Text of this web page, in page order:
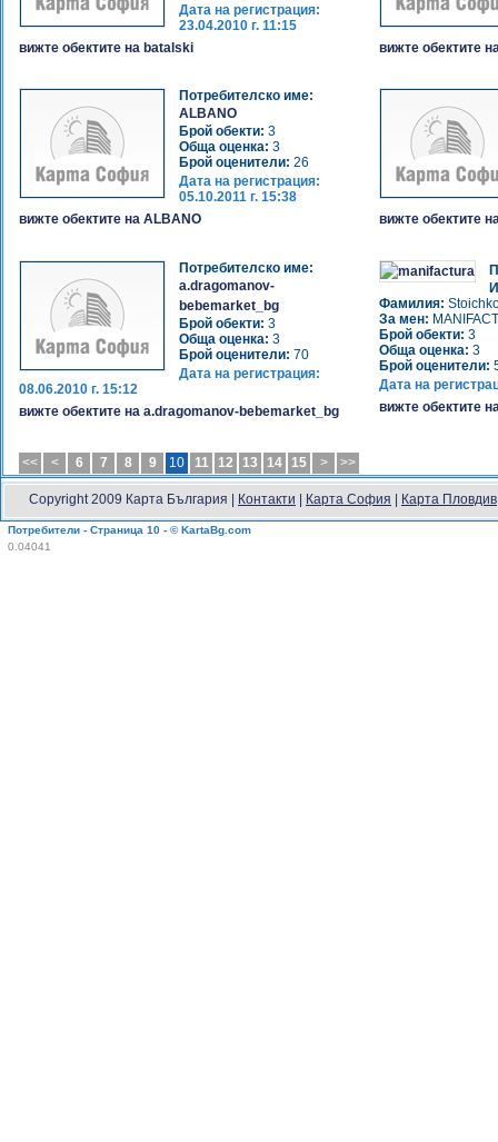
Дата на регистрация:
23.04.2010 г. 11:15
вижте обектите на batalski
вижте обектите
Потребителско име:
ALBANO
Брой обекти: 3
Обща оценка: 3
Брой оценители: 26
Дата на регистрация:
05.10.2011 г. 15:38
вижте обектите на ALBANO
вижте обектите
Потребителско име:
a.dragomanov-
bebemarket_bg
Брой обекти: 3
Обща оценка: 3
Брой оценители: 70
Дата на регистрация:
08.06.2010 г. 15:12
вижте обектите на a.dragomanov-bebemarket_bg
Фамилия:
За мен:
Брой обекти: 3
Обща оценка: 3
Брой оценители:
Дата на
вижте обектите
<< < 6 7 8 9 10 11 12 13 14 15 > >>
Copyright 2009 Карта България | Контакти | Карта София | Карта Пловдив
Потребители - Страница 10 - © KartaBg.com
0.04041